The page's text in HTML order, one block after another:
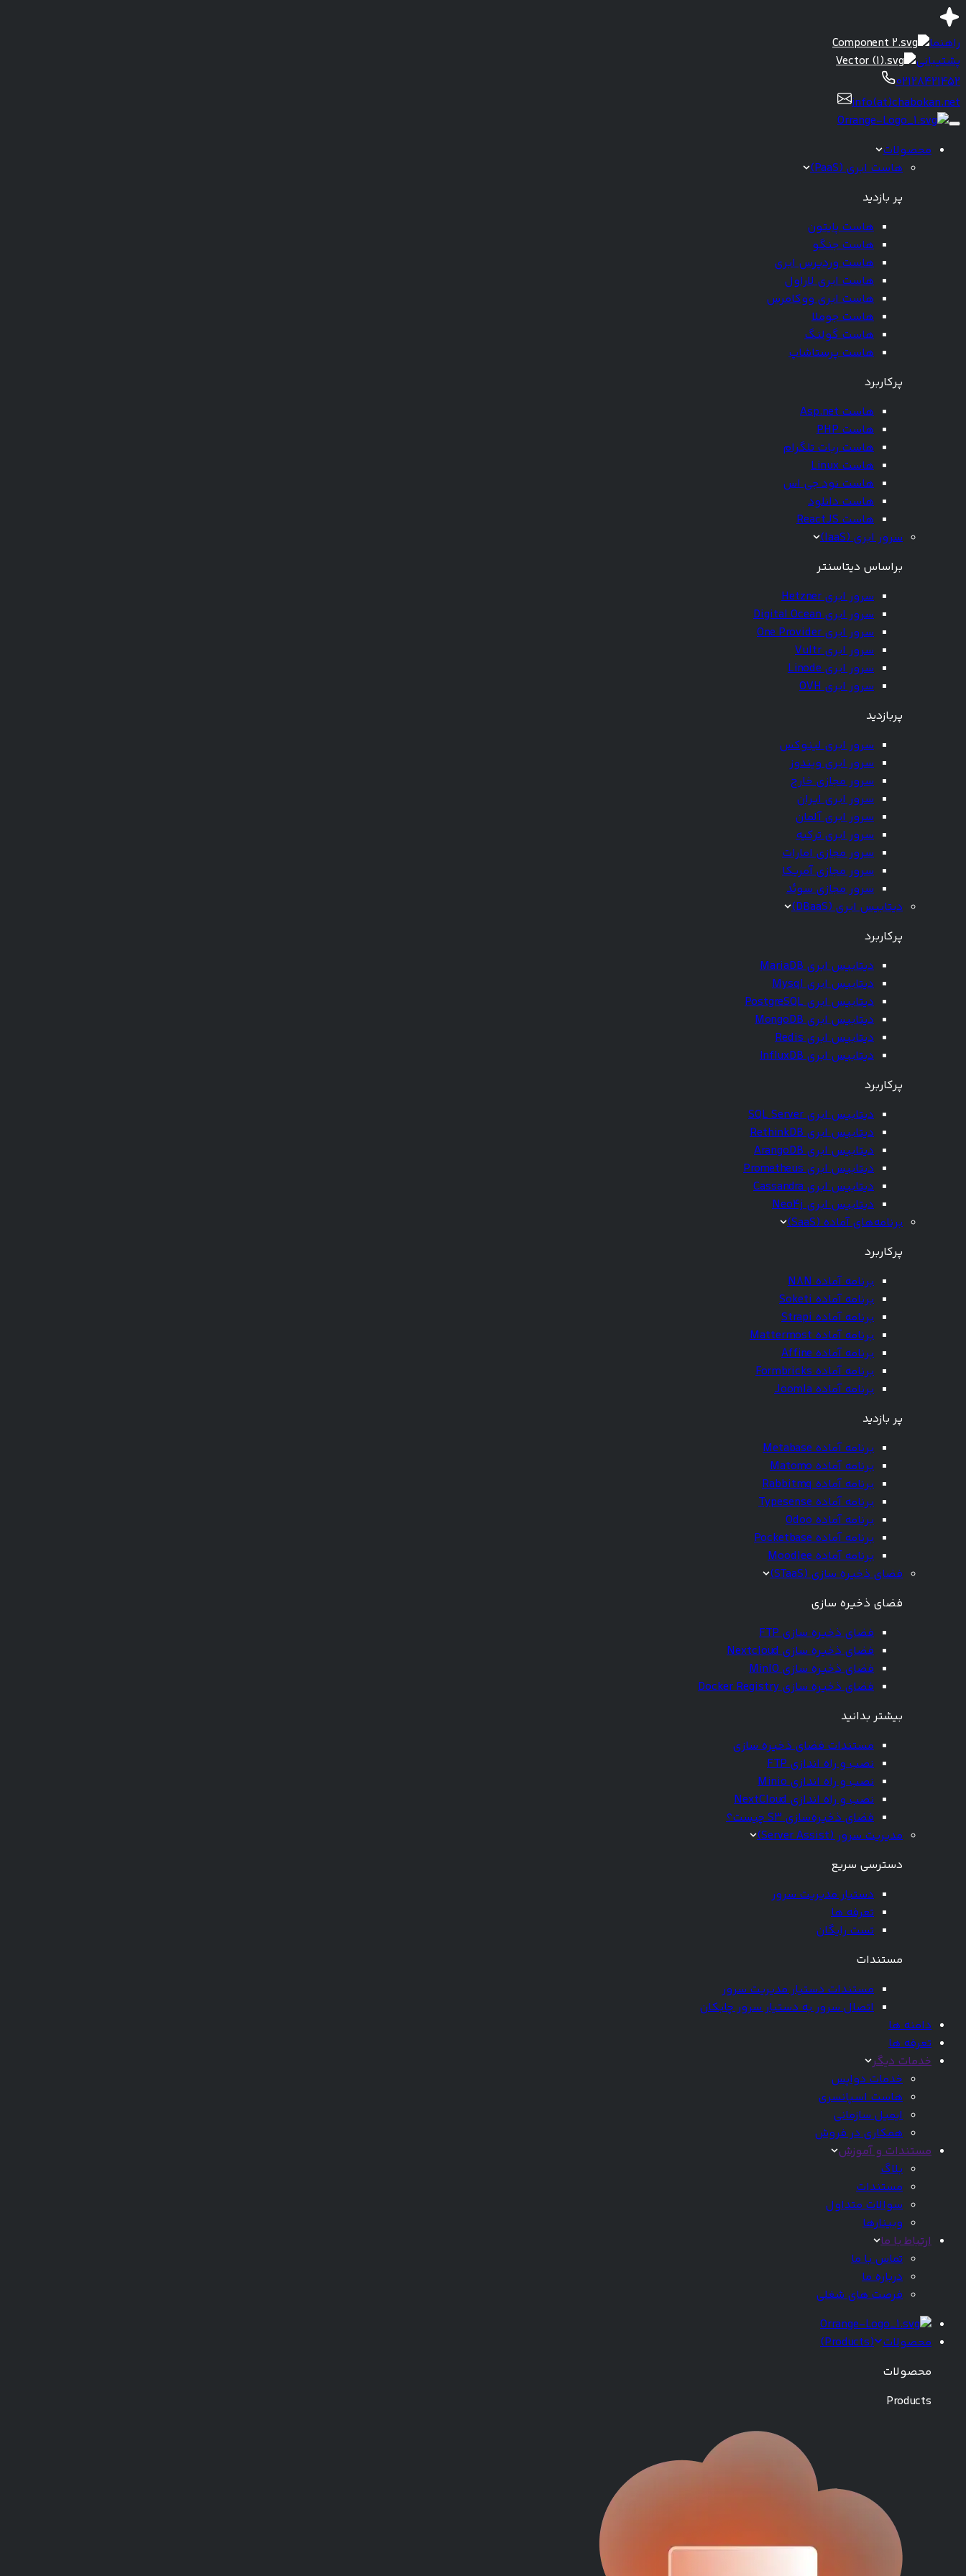
راهنما
پشتیبانی
02128421452
info(at)chabokan.net
محصولات
هاست ابری (PaaS)
پر بازدید
هاست پایتون
هاست جنگو
هاست وردپرس ابری
هاست ابری لاراول
هاست ابری ووکامرس
هاست جوملا
هاست گولنگ
هاست پرستاشاپ
پرکاربرد
هاست Asp.net
هاست PHP
هاست ربات تلگرام
هاست Linux
هاست نود جی اس
هاست دانلود
هاست ReactJS
سرور ابری (IaaS)
براساس دیتاسنتر
سرور ابری Hetzner
سرور ابری Digital Ocean
سرور ابری One Provider
سرور ابری Vultr
سرور ابری Linode
سرور ابری OVH
پربازدید
سرور ابری لینوکس
سرور ابری ویندوز
سرور مجازی خارج
سرور ابری ایران
سرور ابری آلمان
سرور ابری ترکیه
سرور مجازی امارات
سرور مجازی آمریکا
سرور مجازی سوئد
دیتابیس ابری (DBaaS)
پرکاربرد
دیتابیس ابری MariaDB
دیتابیس ابری Mysql
دیتابیس ابری PostgreSQL
دیتابیس ابری MongoDB
دیتابیس ابری Redis
دیتابیس ابری InfluxDB
پرکاربرد
دیتابیس ابری SQL Server
دیتابیس ابری RethinkDB
دیتابیس ابری ArangoDB
دیتابیس ابری Prometheus
دیتابیس ابری Cassandra
دیتابیس ابری Neo4j
برنامه‌های آماده (SaaS)
پرکاربرد
برنامه آماده N8N
برنامه آماده Soketi
برنامه آماده Strapi
برنامه آماده Mattermost
برنامه آماده Affine
برنامه آماده Formbricks
برنامه آماده Joomla
پر بازدید
برنامه آماده Metabase
برنامه آماده Matomo
برنامه آماده Rabbitmq
برنامه آماده Typesense
برنامه آماده Odoo
برنامه آماده Pocketbase
برنامه آماده Moodlee
فضای ذخیره سازی (STaaS)
فضای ذخیره سازی
فضای ذخیره سازی FTP
فضای ذخیره سازی Nextcloud
فضای ذخیره سازی MinIO
فضای ذخیره سازی Docker Registry
بیشتر بدانید
مستندات فضای ذخیره سازی
نصب و راه اندازی FTP
نصب و راه اندازی Minio
نصب و راه اندازی NextCloud
فضای ذخیره‌سازی S3 چیست؟
مدیریت سرور (Server Assist)
دسترسی سریع
دستیار مدیریت سرور
تعرفه ها
تست رایگان
مستندات
مستندات دستیار مدیریت سرور
اتصال سرور به دستیار سرور چابکان
دامنه ها
تعرفه ها
خدمات دیگر
خدمات دواپس
هاست اسپانسری
ایمیل سازمانی
همکاری در فروش
مستندات و آموزش
بلاگ
مستندات
سوالات متداول
وبینارها
ارتباط با ما
تماس با ما
درباره ما
فرصت های شغلی
محصولات (
Products
)
محصولات
Products